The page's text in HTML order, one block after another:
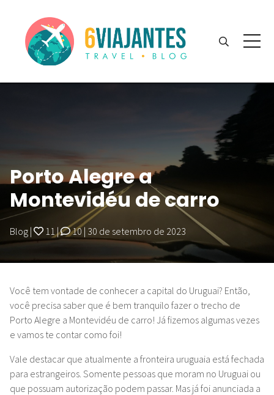
Porto Alegre a
Montevidéu de carro
Blog | 11 | 10 | 30 de setembro de 2023
Você tem vontade de conhecer a capital do Uruguai? Então,
você precisa saber que é bem tranquilo fazer o trecho de
Porto Alegre a Montevidéu de carro! Já fizemos algumas vezes
e vamos te contar como foi!
Vale destacar que atualmente a fronteira uruguaia está fechada
para estrangeiros. Somente pessoas que moram no Uruguai ou
que possuam autorização podem passar. Mas já foi anunciada a